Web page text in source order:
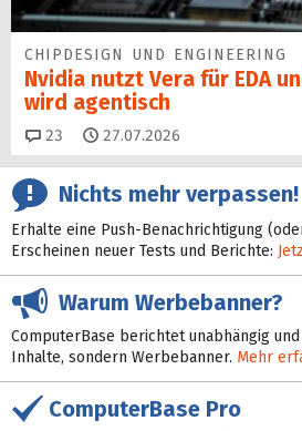
CHIPDESIGN UND ENGINEERING
Nvidia nutzt Vera für EDA
wird agentisch
23 Kommentare
27.07.2026
Nichts mehr verpassen!
Erhalte eine Push-Benachrichtigung
Erscheinen neuer Tests und Berichte:
Warum Werbebanner?
ComputerBase berichtet unabhängig
Inhalte, sondern Werbebanner. Mehr
ComputerBase Pro